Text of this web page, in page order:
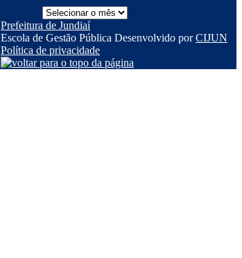
Notícias
por
data
Prefeitura de Jundiaí
Escola de Gestão Pública Desenvolvido porCIJUN
Política de privacidade